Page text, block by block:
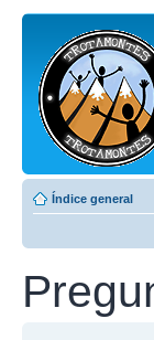
Índice general